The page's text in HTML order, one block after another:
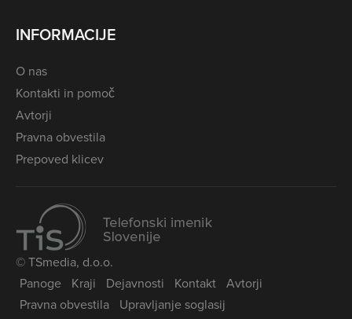
INFORMACIJE
O nas
Kontakti in pomoč
Avtorji
Pravna obvestila
Prepoved klicev
© TSmedia, d.o.o.
Panoge
Kraji Dejavnosti Kontakt Avtorji
Pravna obvestila
Upravljanje soglasij